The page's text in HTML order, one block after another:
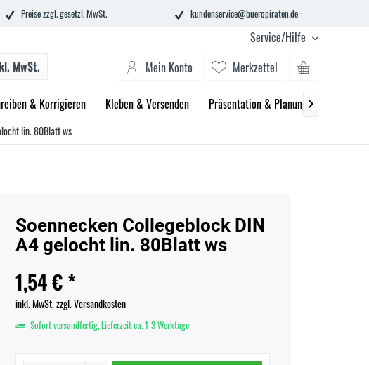
Preise zzgl. gesetzl. MwSt. kundenservice@bueropiraten.de
Service/Hilfe
Merkzettel
Mein Konto
MwSt.
& Korrigieren Kleben & Versenden Präsentation & Planung 
lin. 80Blatt ws
Soennecken Collegeblock DIN
A4 gelocht lin. 80Blatt ws
1,54 € *
inkl. MwSt.zzgl. Versandkosten
Sofort versandfertig, Lieferzeit ca. 1-3 Werktage